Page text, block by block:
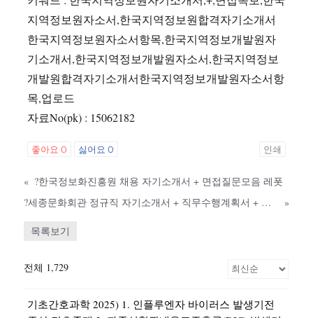
지역정보원자소서,한국지역정보원합격자기소개서
한국지역정보원자소서항목,한국지역정보개발원자
기소개서,한국지역정보개발원자소서,한국지역정보
개발원합격자기소개서한국지역정보개발원자소서항
목,업로드
자료No(pk) : 15062182
좋아요0 싫어요0 인쇄
« ?한국정보화진흥원 채용 자기소개서 + 면접질문모음 레폿
?세종문화회관 정규직 자기소개서 + 직무수행계획서 + 면접질문모음 레포트
»
목록보기
전체 1,729
기초간호과학 2025) 1. 인플루엔자 바이러스 발생기전